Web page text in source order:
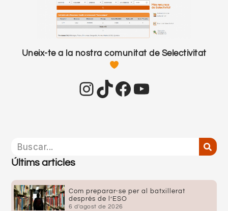
Uneix-te a la nostra comunitat de Selectivitat
Últims articles
Com preparar-se per al batxillerat
després de l’ESO
6 d'agost de 2026